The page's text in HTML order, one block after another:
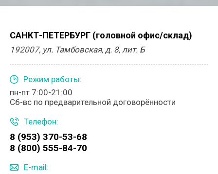
САНКТ-ПЕТЕРБУРГ (головной офис/склад)
192007, ул. Тамбовская, д. 8, лит. Б
Режим работы:
пн-пт 7:00-21:00
Сб-вс по предварительной договорённости
Телефон:
8 (953) 370-53-68
8 (800) 555-84-70
E-mail: